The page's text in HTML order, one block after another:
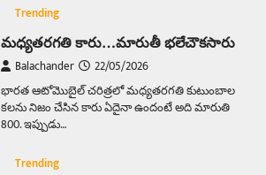
Trending
మధ్యతరగతి కారు…మారుతీ భలేచౌకసారు
Balachander 22/05/2026
భారత ఆటోమొబైల్ చరిత్రలో మధ్యతరగతి కుటుంబాల
కలను నిజం చేసిన కారు ఏదైనా ఉందంటే అది మారుతి
800. ఇప్పుడు…
Trending